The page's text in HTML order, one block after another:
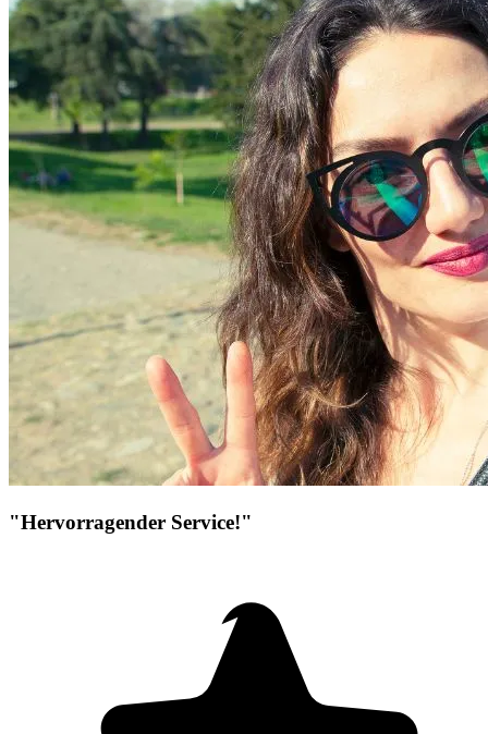
"Hervorragender Service!"